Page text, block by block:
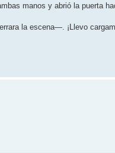
manos y abrió la puerta
la escena—. ¡Llevo